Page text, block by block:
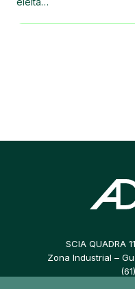
SCIA QUADRA
Zona Industrial –